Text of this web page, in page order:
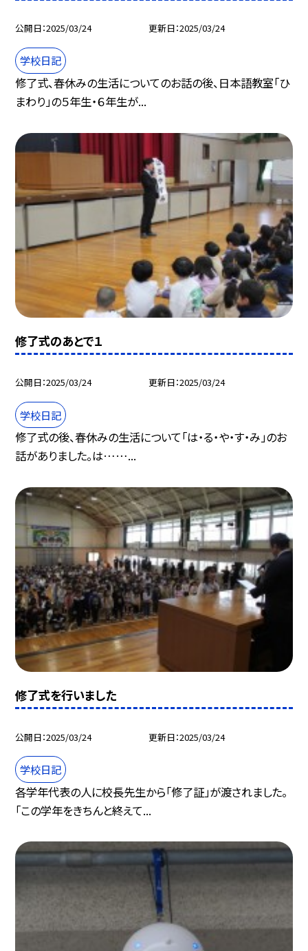
公開日 2025/03/24 更新日 2025/03/24
学校日記
修了式、春休みの生活についてのお話の後、日本語教室「ひ
まわり」の５年生・６年生が...
修了式のあとで１
公開日 2025/03/24 更新日 2025/03/24
学校日記
修了式の後、春休みの生活について「は・る・や・す・み」のお
話がありました。は……...
修了式を行いました
公開日 2025/03/24 更新日 2025/03/24
学校日記
各学年代表の人に校長先生から「修了証」が渡されました。
「この学年をきちんと終えて...